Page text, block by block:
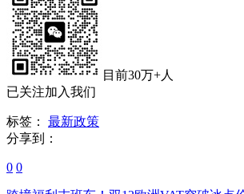
目前30万+人
已关注加入我们
标签：
最新政策
分享到：
0 0